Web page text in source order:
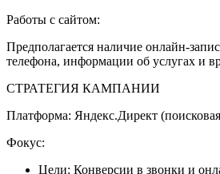
Работы с сайтом:
Предполагается наличие онлайн-
телефона, информации об услугах и
СТРАТЕГИЯ КАМПАНИИ
Платформа: Яндекс.Директ
Фокус:
Цели: Конверсии в звонки и